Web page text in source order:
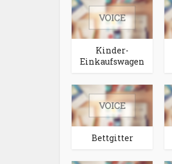
Kinder-
Einkaufswagen
Bettgitter